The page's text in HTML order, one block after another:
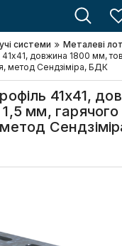
системи
Металеві
довжина 1800 мм,
метод Сендзіміра, БДК
41х41,
мм, гарячого